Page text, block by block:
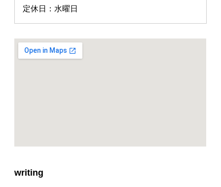
定休日：水曜日
writing